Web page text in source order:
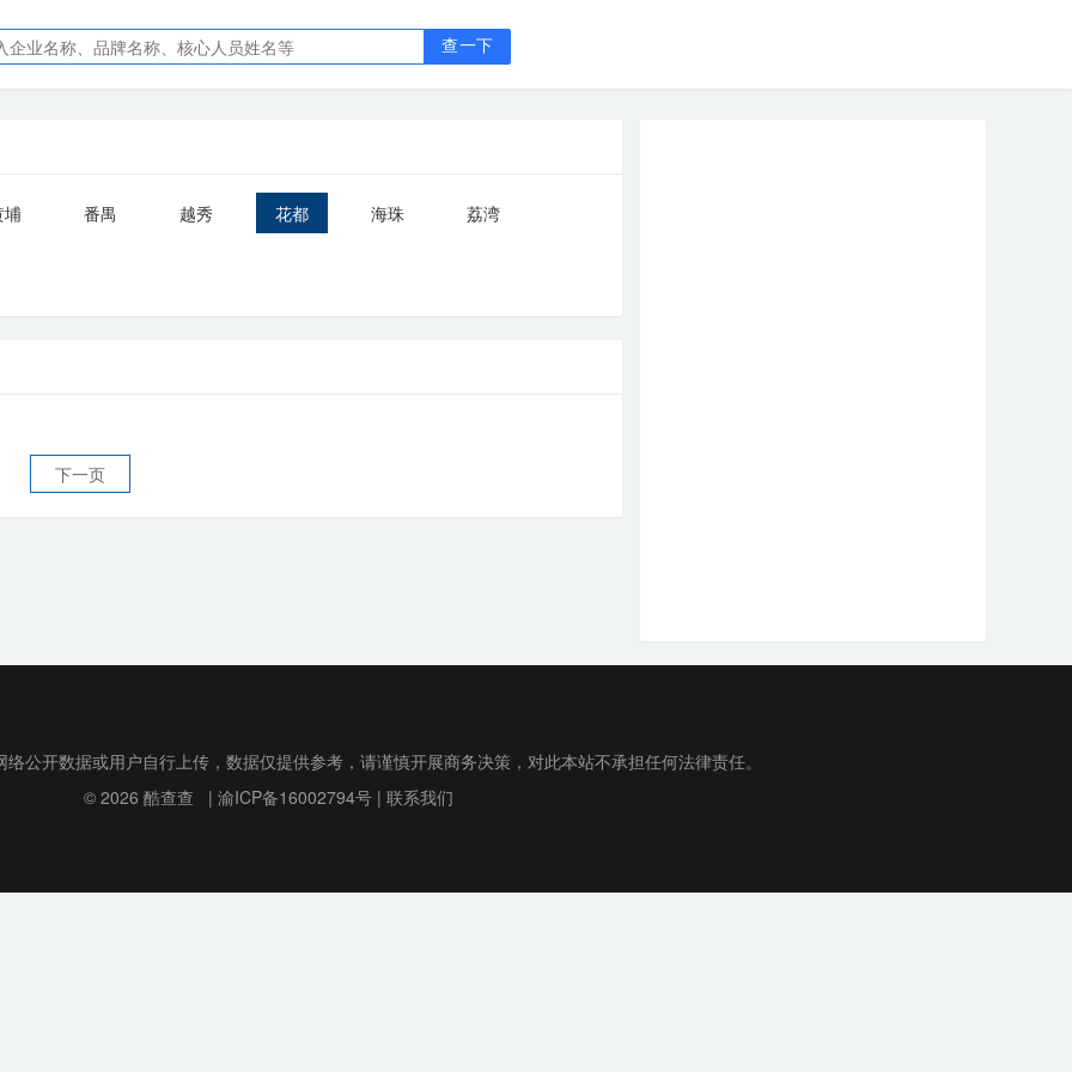
查一下
埔 番禺 越秀 花都 海珠 荔湾
下一页
公开数据或用户自行上传，数据仅提供参考，请谨慎开展商务决策，对此本站不承担任何法律责任。
© 2026 酷查查 | 渝ICP备16002794号| 联系我们